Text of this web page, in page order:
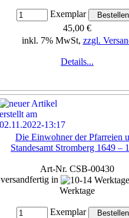
Exemplar
45,00 €
inkl. 7% MwSt, zzgl.
Details...
Die Einwohner der Pfarreien
Standesamt Stromberg 1649 –
Art-Nr. CSB-00430
versandfertig in
Werktage
Exemplar